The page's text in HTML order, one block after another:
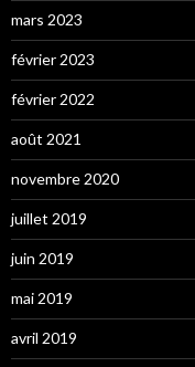
mars 2023
février 2023
février 2022
août 2021
novembre 2020
juillet 2019
juin 2019
mai 2019
avril 2019